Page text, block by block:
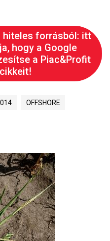
hiteles forrásból: itt
hogy a Google
a Piac&Profit
cikkeit!
OFFSHORE